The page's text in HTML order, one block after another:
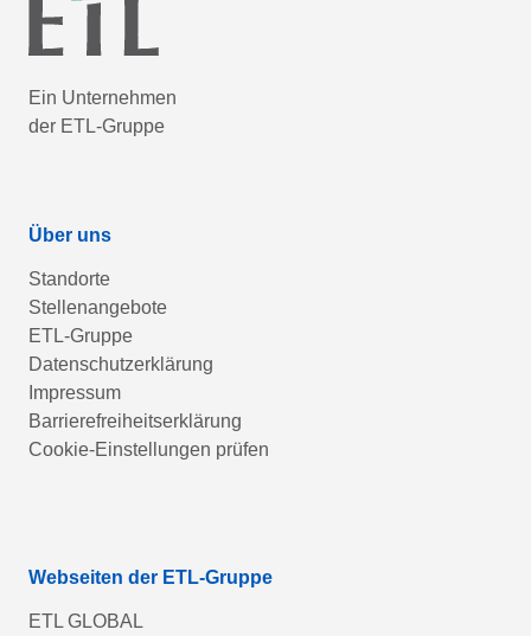
Ein Unternehmen
der ETL-Gruppe
Über uns
Standorte
Stellenangebote
ETL-Gruppe
Datenschutzerklärung
Impressum
Barrierefreiheitserklärung
Cookie-Einstellungen prüfen
Webseiten der ETL-Gruppe
ETL GLOBAL